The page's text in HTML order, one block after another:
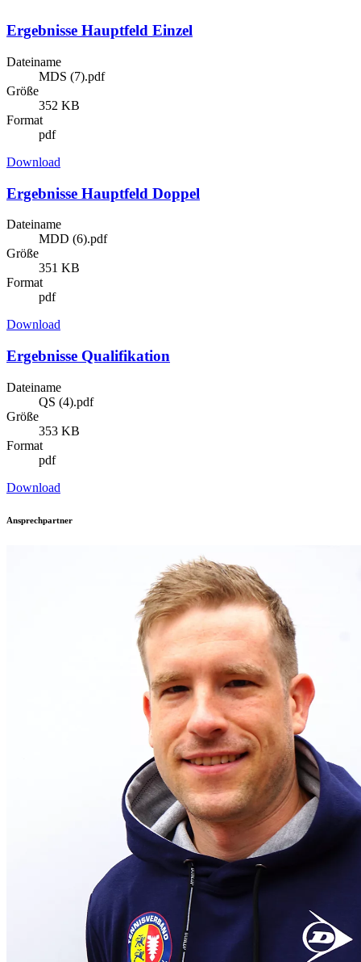
Ergebnisse Hauptfeld Einzel
Dateiname
MDS (7).pdf
Größe
352 KB
Format
pdf
Download
Ergebnisse Hauptfeld Doppel
Dateiname
MDD (6).pdf
Größe
351 KB
Format
pdf
Download
Ergebnisse Qualifikation
Dateiname
QS (4).pdf
Größe
353 KB
Format
pdf
Download
Ansprechpartner